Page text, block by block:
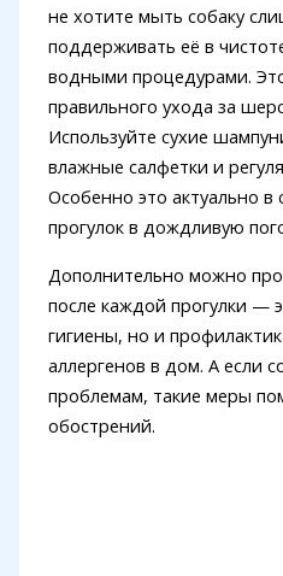
не хотите мыть собаку
поддерживать её в
водными процедурами.
правильного ухода за
Используйте сухие
влажные салфетки и
Особенно это актуально в
прогулок в дождливую
Дополнительно можно
после каждой прогулки —
гигиены, но и
аллергенов в дом. А если
проблемам, такие меры
обострений.